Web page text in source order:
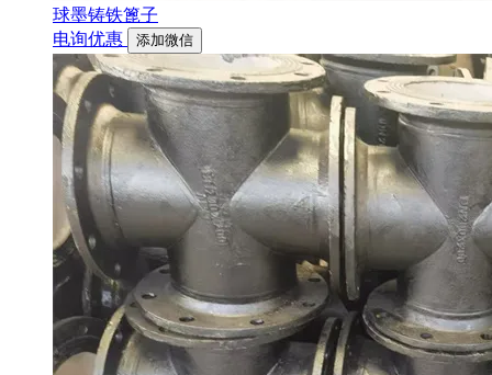
球墨铸铁篦子
电询优惠
添加微信